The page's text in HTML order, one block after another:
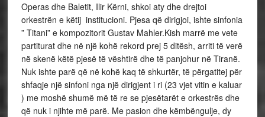
Operas dhe Baletit, Ilir Kërni, shkoi aty dhe drejtoi
orkestrën e këtij institucioni. Pjesa që dirigjoi, ishte sinfonia
” Titani” e kompozitorit Gustav Mahler.Kish marrë me vete
partiturat dhe në një kohë rekord prej 5 ditësh, arriti të verë
në skenë këtë pjesë të vështirë dhe të panjohur në Tiranë.
Nuk ishte parë që në kohë kaq të shkurtër, të përgatitej për
shfaqje një sinfoni nga një dirigjent i ri (23 vjet vitin e kaluar
) me moshë shumë më të re se pjesëtarët e orkestrës dhe
që nuk i njihte më parë. Me pasion dhe këmbëngulje, dy